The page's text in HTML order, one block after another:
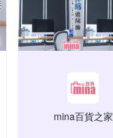
mina百貨之家